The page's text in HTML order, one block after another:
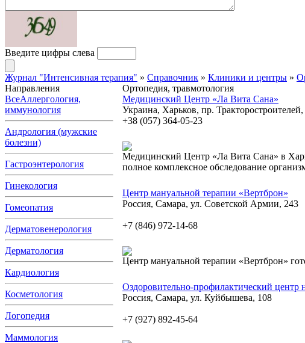
Введите цифры слева
Журнал "Интенсивная терапия" » Справочник » Клиники и центры »
Направления
ВсеАллергология,
иммунология
Андрология (мужские
болезни)
Гастроэнтерология
Гинекология
Гомеопатия
Дерматовенерология
Дерматология
Кардиология
Косметология
Логопедия
Маммология
Ортопедия, травмотология
Медицинский Центр «Ла Вита Сана»
Украина, Харьков, пр.
+38 (057) 364-05-23
Медицинский Центр «Ла Вита Сана» в
полное комплексное обследование
Центр мануальной терапии «Вертброн»
Россия, Самара, ул. Советской Армии, 243
+7 (846) 972-14-68
Центр мануальной терапии «Вертброн»
Оздоровительно-профилактический центр
Россия, Самара, ул. Куйбышева, 108
+7 (927) 892-45-64